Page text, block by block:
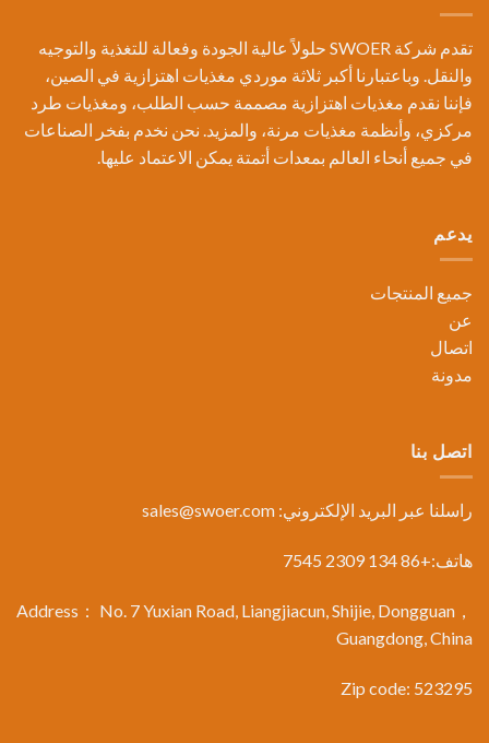
تقدم شركة SWOER حلولاً عالية الجودة وفعالة للتغذية والتوجيه
والنقل. وباعتبارنا أكبر ثلاثة موردي مغذيات اهتزازية في الصين،
فإننا نقدم مغذيات اهتزازية مصممة حسب الطلب، ومغذيات طرد
مركزي، وأنظمة مغذيات مرنة، والمزيد. نحن نخدم بفخر الصناعات
في جميع أنحاء العالم بمعدات أتمتة يمكن الاعتماد عليها.
يدعم
جميع المنتجات
عن
اتصال
مدونة
اتصل بنا
راسلنا عبر البريد الإلكتروني: sales@swoer.com
هاتف:+86 134 2309 7545
Address： No. 7 Yuxian Road, Liangjiacun, Shijie, Dongguan，
Guangdong, China
Zip code: 523295